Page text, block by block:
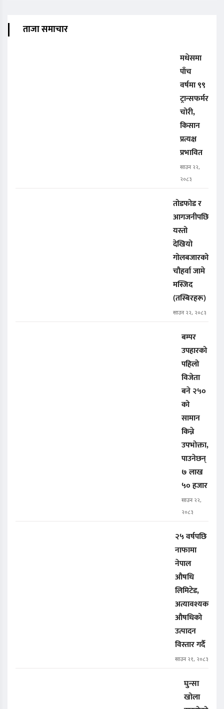
ताजा समाचार
मधेसमा
पाँच
वर्षमा ९९
ट्रान्सफर्मर
चोरी,
किसान
प्रत्यक्ष
प्रभावित
साउन २२,
२०८३
तोडफोड र
आगजनीपछि
यस्तो
देखियो
गोलबजारको
चौहर्वा जामे
मस्जिद
(तस्बिरहरू)
साउन २२, २०८३
बम्पर
उपहारको
पहिलो
विजेता
बने २५०
को
सामान
किन्ने
उपभोक्ता,
पाउनेछन्
७ लाख
५० हजार
साउन २२,
२०८३
२५ वर्षपछि
नाफामा
नेपाल
औषधि
लिमिटेड,
अत्यावश्यक
औषधिको
उत्पादन
विस्तार गर्दै
साउन २१, २०८३
घुन्सा
खोला